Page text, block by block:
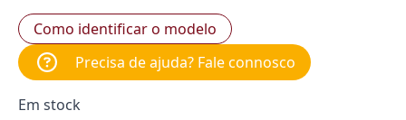
Como identificar o modelo
Precisa de ajuda? Fale connosco
Em stock